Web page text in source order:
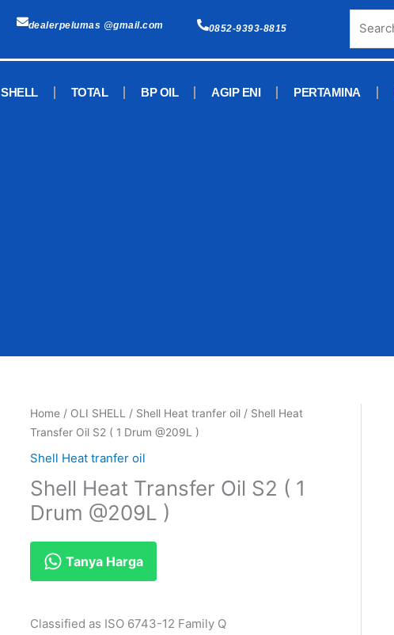
dealerpelumas @gmail.com 0852-9393-8815
SHELL TOTAL BP OIL AGIP ENI PERTAMINA
Home/ OLI SHELL / Shell Heat tranfer oil/ Shell Heat
Transfer Oil S2 ( 1 Drum @209L )
Shell Heat tranfer oil
Shell Heat Transfer Oil S2 ( 1
Drum @209L )
Tanya Harga
Classified as ISO 6743-12 Family Q